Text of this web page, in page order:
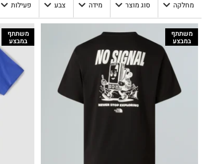
מחלקה סוג מוצר מידה צבע פעילות
משתתף
במבצע
משתתף
במבצע